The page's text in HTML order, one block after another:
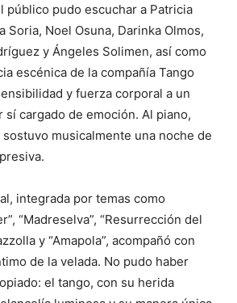
público pudo escuchar a Patricia
Soria, Noel Osuna, Darinka Olmos,
y Ángeles Solimen, así como
escénica de la compañía Tango
y fuerza corporal a un
sí cargado de emoción. Al piano,
musicalmente una noche de
integrada por temas como
“Madreselva”, “Resurrección del
y “Amapola”, acompañó con
de la velada. No pudo haber
el tango, con su herida